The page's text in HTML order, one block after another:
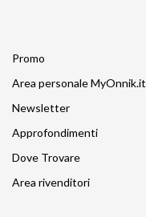
Promo
Area personale MyOnnik.it
Newsletter
Approfondimenti
Dove Trovare
Area rivenditori